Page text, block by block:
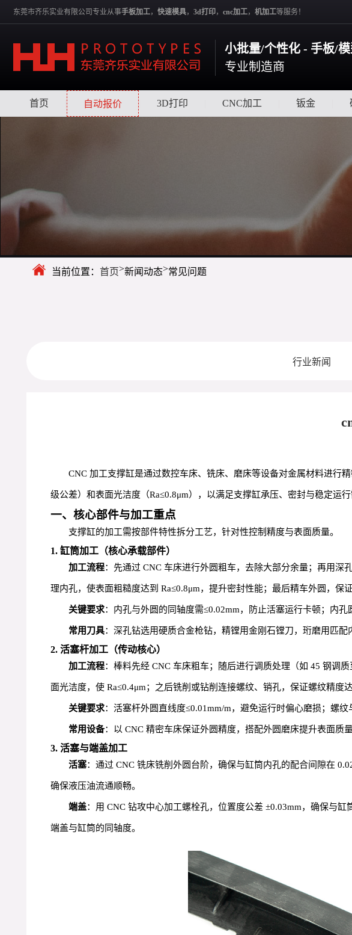
东莞市齐乐实业有限公司专业从事手板加工， 快速模具， 3d打印， cnc加工， 机加工等服务！
小批量/个性化 - 手板/
专业制造商
首页 自动报价 3D打印 CNC加工 钣金
当前位置： 首页>新闻动态>常见问题
行业新闻
CNC 加工支撑缸是通过数控车床、铣床、磨床等设备对金属材料进行
级公差）和表面光洁度（Ra≤0.8μm），以满足支撑缸承压、密封与稳定运
一、核心部件与加工重点
支撑缸的加工需按部件特性拆分工艺，针对性控制精度与表面质量。
1. 缸筒加工（核心承载部件）
加工流程：先通过 CNC 车床进行外圆粗车，去除大部分余量；再用
理内孔，使表面粗糙度达到 Ra≤0.8μm，提升密封性能；最后精车外圆，保
关键要求：内孔与外圆的同轴度需≤0.02mm，防止活塞运行卡顿；内孔
常用刀具：深孔钻选用硬质合金枪钻，精镗用金刚石镗刀，珩磨用匹配
2. 活塞杆加工（传动核心）
加工流程：棒料先经 CNC 车床粗车；随后进行调质处理（如 45 钢调
面光洁度，使 Ra≤0.4μm；之后铣削或钻削连接螺纹、销孔，保证螺纹精度
关键要求：活塞杆外圆直线度≤0.01mm/m，避免运行时偏心磨损；螺
常用设备：以 CNC 精密车床保证外圆精度，搭配外圆磨床提升表面质量
3. 活塞与端盖加工
活塞：通过 CNC 铣床铣削外圆台阶，确保与缸筒内孔的配合间隙在
确保液压油流通顺畅。
端盖：用 CNC 钻攻中心加工螺栓孔，位置度公差 ±0.03mm，确保与
端盖与缸筒的同轴度。